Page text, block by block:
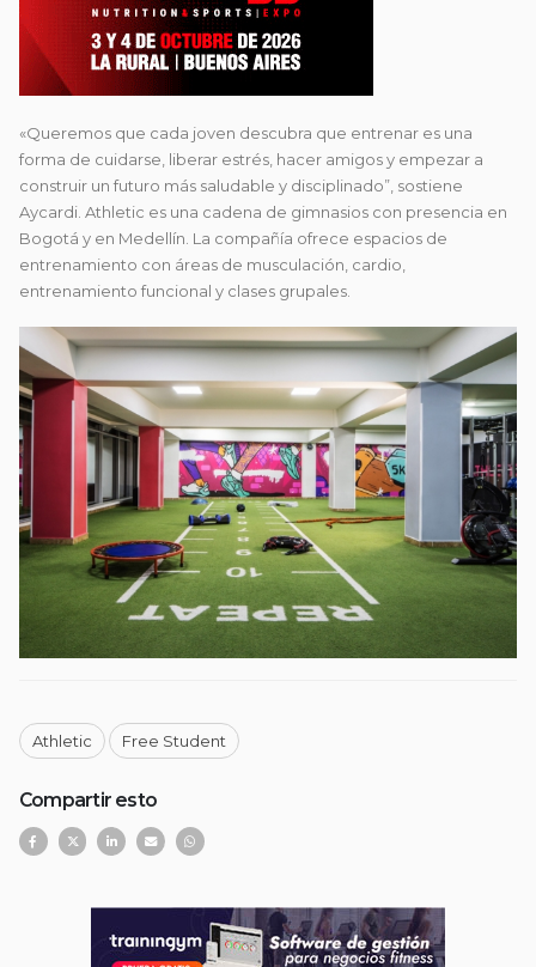
«Queremos que cada joven descubra que entrenar es una
forma de cuidarse, liberar estrés, hacer amigos y empezar a
construir un futuro más saludable y disciplinado”, sostiene
Aycardi. Athletic es una cadena de gimnasios con presencia en
Bogotá y en Medellín. La compañía ofrece espacios de
entrenamiento con áreas de musculación, cardio,
entrenamiento funcional y clases grupales.
Athletic Free Student
Compartir esto